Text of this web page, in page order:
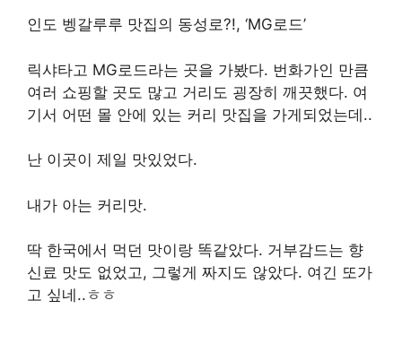
인도 벵갈루루 맛집의 동성로?!, ‘MG로드’
릭샤타고 MG로드라는 곳을 가봤다. 번화가인 만큼
여러 쇼핑할 곳도 많고 거리도 굉장히 깨끗했다. 여
기서 어떤 몰 안에 있는 커리 맛집을 가게되었는데..
난 이곳이 제일 맛있었다.
내가 아는 커리맛.
딱 한국에서 먹던 맛이랑 똑같았다. 거부감드는 향
신료 맛도 없었고, 그렇게 짜지도 않았다. 여긴 또가
고 싶네..ㅎㅎ